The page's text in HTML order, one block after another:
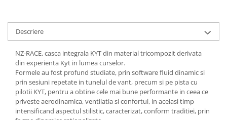
Descriere
NZ-RACE, casca integrala KYT din material tricompozit derivata
din experienta Kyt in lumea curselor.
Formele au fost profund studiate, prin software fluid dinamic si
prin sesiuni repetate in tunelul de vant, precum si pe pista cu
pilotii KYT, pentru a obtine cele mai bune performante in ceea ce
priveste aerodinamica, ventilatia si confortul, in acelasi timp
intensificand aspectul stilistic, caracterizat, conform traditiei, prin